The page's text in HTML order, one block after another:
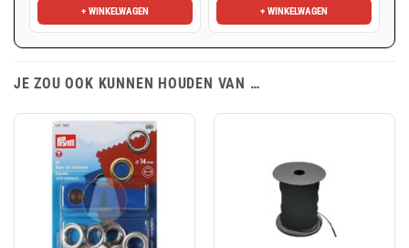
+ WINKELWAGEN + WINKELWAGEN
JE ZOU OOK KUNNEN HOUDEN VAN …